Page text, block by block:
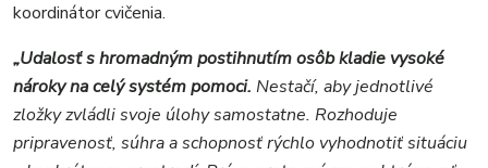
koordinátor cvičenia.
„Udalosť s hromadným postihnutím osôb kladie vysoké
nároky na celý systém pomoci. Nestačí, aby jednotlivé
zložky zvládli svoje úlohy samostatne. Rozhoduje
pripravenosť, súhra a schopnosť rýchlo vyhodnotiť situáciu